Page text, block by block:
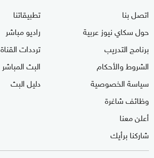
اتصل بنا
حول سكاي نيوز عربية
برنامج التدريب
الشروط والأحكام
سياسة الخصوصية
وظائف شاغرة
أعلن معنا
شاركنا برأيك
تطبيقاتنا
راديو مباشر
ترددات القناة
البث المباشر
دليل البث